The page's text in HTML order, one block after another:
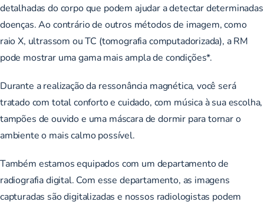
detalhadas do corpo que podem ajudar a detectar determinadas
doenças. Ao contrário de outros métodos de imagem, como
raio X, ultrassom ou TC (tomografia computadorizada), a RM
pode mostrar uma gama mais ampla de condições*.
Durante a realização da ressonância magnética, você será
tratado com total conforto e cuidado, com música à sua escolha,
tampões de ouvido e uma máscara de dormir para tornar o
ambiente o mais calmo possível.
Também estamos equipados com um departamento de
radiografia digital. Com esse departamento, as imagens
capturadas são digitalizadas e nossos radiologistas podem